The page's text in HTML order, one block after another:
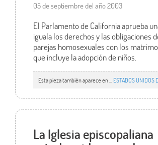
05 de septiembre del año 2003
El Parlamento de California aprueba
iguala los derechos y las obligaciones
parejas homosexuales con los
que incluye la adopción de niños.
Esta pieza también aparece en ... ESTADOS UNIDOS
La Iglesia episcopaliana